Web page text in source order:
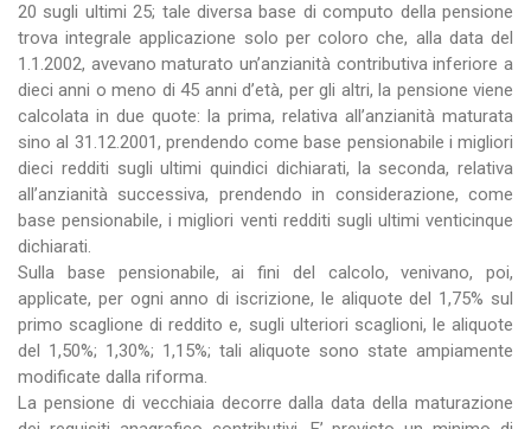
20 sugli ultimi 25; tale diversa base di computo della pensione
trova integrale applicazione solo per coloro che, alla data del
1.1.2002, avevano maturato un’anzianità contributiva inferiore a
dieci anni o meno di 45 anni d’età, per gli altri, la pensione viene
calcolata in due quote: la prima, relativa all’anzianità maturata
sino al 31.12.2001, prendendo come base pensionabile i migliori
dieci redditi sugli ultimi quindici dichiarati, la seconda, relativa
all’anzianità successiva, prendendo in considerazione, come
base pensionabile, i migliori venti redditi sugli ultimi venticinque
dichiarati.
Sulla base pensionabile, ai fini del calcolo, venivano, poi,
applicate, per ogni anno di iscrizione, le aliquote del 1,75% sul
primo scaglione di reddito e, sugli ulteriori scaglioni, le aliquote
del 1,50%; 1,30%; 1,15%; tali aliquote sono state ampiamente
modificate dalla riforma.
La pensione di vecchiaia decorre dalla data della maturazione